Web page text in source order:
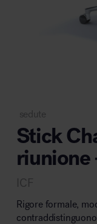
Area lounge e attesa
sedute
Stick
riunione
ICF
Rigore formale,